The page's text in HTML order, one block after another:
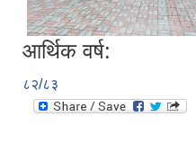
आर्थिक वर्ष:
८२/८३